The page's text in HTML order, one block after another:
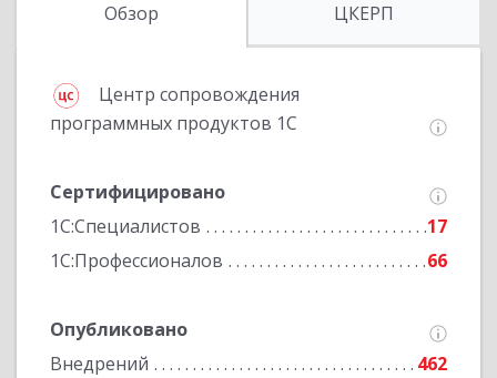
Обзор ЦКЕРП
Центр сопровождения
программных продуктов 1С
Сертифицировано
1С:Специалистов
17
1С:Профессионалов
66
Опубликовано
Внедрений
462